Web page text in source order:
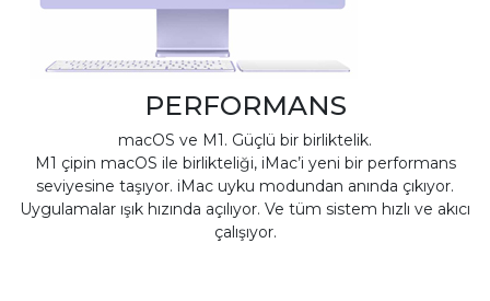
PERFORMANS
macOS ve M1. Güçlü bir birliktelik.
M1 çipin macOS ile birlikteliği, iMac’i yeni bir performans
seviyesine taşıyor. iMac uyku modundan anında çıkıyor.
Uygulamalar ışık hızında açılıyor. Ve tüm sistem hızlı ve akıcı
çalışıyor.